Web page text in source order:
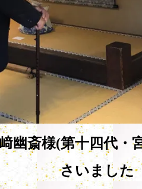
幽斎様(第十四代・
さいました